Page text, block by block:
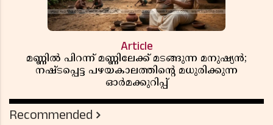
Article
മണ്ണിൽ പിറന്ന് മണ്ണിലേക്ക് മടങ്ങുന്ന മനുഷ്യൻ;
നഷ്ടപ്പെട്ട പഴയകാലത്തിൻ്റെ മധുരിക്കുന്ന
ഓർമക്കുറിപ്പ്
Recommended